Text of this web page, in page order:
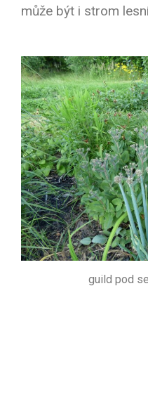
může být i strom
guild pod